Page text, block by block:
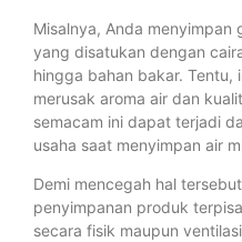
Misalnya, Anda
yang disatukan dengan
hingga bahan bakar. Tentu,
merusak aroma air dan
semacam ini dapat terjadi
usaha saat menyimpan air
Demi mencegah hal
penyimpanan produk
secara fisik maupun